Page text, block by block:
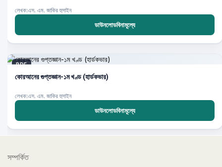
লেখক:এস. এম. জাকির হুসাইন
ডাউনলোডবিনামূল্যে
PDF
কোরআনের গুপ্তজ্ঞান-১ম খণ্ড (হার্ডকভার)
লেখক:এস. এম. জাকির হুসাইন
ডাউনলোডবিনামূল্যে
সম্পর্কিত